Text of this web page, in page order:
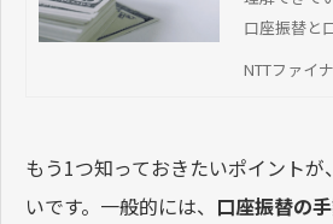
口座振替と
ト・デメリ
NTTファイ
もう1つ知っておきたいポイント
いです。一般的には、 口座振替の